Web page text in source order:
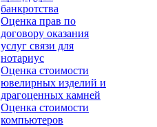
банкротства
Оценка прав по
договору оказания
услуг связи для
нотариус
Оценка стоимости
ювелирных изделий и
драгоценных камней
Оценка стоимости
компьютеров